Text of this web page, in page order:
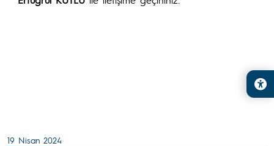
19 Nisan 2024